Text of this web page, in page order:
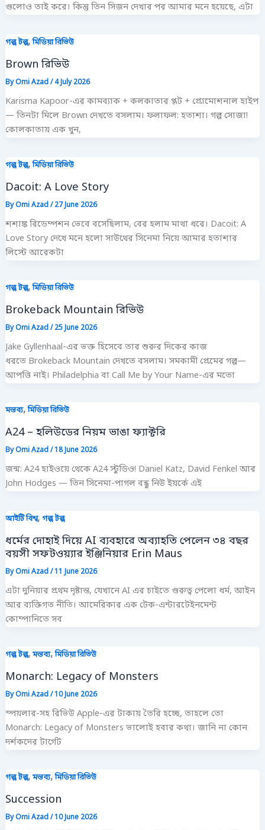
গুলোও তাই করে। কিন্তু তিন সিজন দেখার পর আমার মনে হয়েছে, এটা
গল্প টল্প,মিডিয়া রিভিউ
Brown রিভিউ
ByOmi Azad/4 July 2026
Karisma Kapoor-এর কামব্যাক + কলকাতার প্লট + প্রোমোশনাল হাইপ
— তিনটা মিলে Brown দেখতে বসলাম। ফলাফল: হতাশা। গল্প সোজা!
কোলকাতায় এক খুন,
গল্প টল্প,মিডিয়া রিভিউ
Dacoit: A Love Story
ByOmi Azad/27 June 2026
শশাঙ্ক রিডেম্পশন ভেবে বসেছিলাম, বের হলাম মাথা ধরে। Dacoit: A
Love Story দেখে মনে হলো সাউথের সিনেমা নিয়ে আমার হতাশার
লিস্টে আরেকটা
গল্প টল্প,মিডিয়া রিভিউ
Brokeback Mountain রিভিউ
ByOmi Azad/25 June 2026
Jake Gyllenhaal-এর ভক্ত হিসেবে তার শুরুর দিকের কাজ
ধরতে Brokeback Mountain দেখতে বসলাম। সমকামী প্রেমের গল্প—
আপত্তি নাই। Philadelphia বা Call Me by Your Name-এর মতো
মন্তব্য,মিডিয়া রিভিউ
A24 – হলিউডের নিয়ম ভাঙা ফ্যাক্টরি
ByOmi Azad/18 June 2026
জন্ম: A24 হাইওয়ে থেকে A24 স্টুডিও! Daniel Katz, David Fenkel আর
John Hodges — তিন সিনেমা-পাগল বন্ধু নিউ ইয়র্কে এই
আইটি বিশ্ব, গল্প টল্প
ধর্মের দোহাই দিয়ে AI ব্যবহারে অব্যাহতি পেলেন ৩৪ বছর
বয়সী সফটওয়্যার ইঞ্জিনিয়ার Erin Maus
ByOmi Azad/11 June 2026
এটা দুনিয়ার প্রথম দৃষ্টান্ত, যেখানে AI এর চাইতে গুরুত্ব পেলো ধর্ম, আইন
আর ব্যক্তিগত নীতি। আমেরিকার এক টেক-এন্টারটেইনমেন্ট
কোম্পানিতে সব
গল্প টল্প, মন্তব্য,মিডিয়া রিভিউ
Monarch: Legacy of Monsters
ByOmi Azad/10 June 2026
স্পয়লার-সহ রিভিউ Apple-এর টাকায় তৈরি হচ্ছে, তাহলে তো
Monarch: Legacy of Monsters ভালোই হবার কথা। জানি না কোন
দর্শকদের টার্গেট
গল্প টল্প, মন্তব্য,মিডিয়া রিভিউ
Succession
ByOmi Azad/10 June 2026